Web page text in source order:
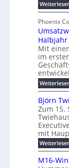
Phoenix
Halbjahr
Mit
im
Björn
Zum 15.
mit
M16-